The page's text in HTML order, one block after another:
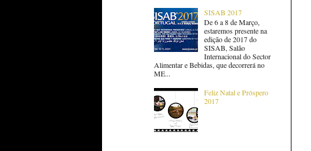
SISAB 2017
De 6 a 8 de Março,
estaremos presente na
edição de 2017 do
SISAB, Salão
Internacional do Sector
Alimentar e Bebidas, que decorrerá no
ME...
Feliz Natal e Próspero
2017